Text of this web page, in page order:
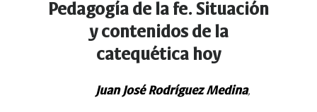
MainPedagogía de la fe. Situación
y contenidos de la
catequética hoy
Juan José Rodríguez Medina,